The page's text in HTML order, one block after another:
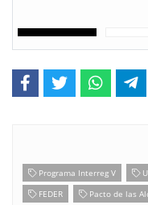
Programa Interreg V
FEDER
Pacto de las